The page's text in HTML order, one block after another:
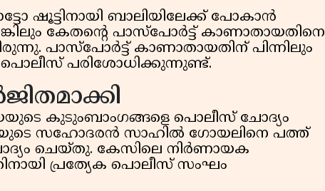
ഷൂട്ടിനായി ബാലിയിലേക്ക് പോകാൻ
കേതന്റെ പാസ്‌പോർട്ട് കാണാതായതിനെ
പാസ്‌പോർട്ട് കാണാതായതിന് പിന്നിലും
പരിശോധിക്കുന്നുണ്ട്.
കുടുംബാംഗങ്ങളെ പൊലീസ് ചോദ്യം
സഹോദരൻ സാഹിൽ ഗോയലിനെ പത്ത്
ചെയ്തു. കേസിലെ നിർണായക
പ്രത്യേക പൊലീസ് സംഘം